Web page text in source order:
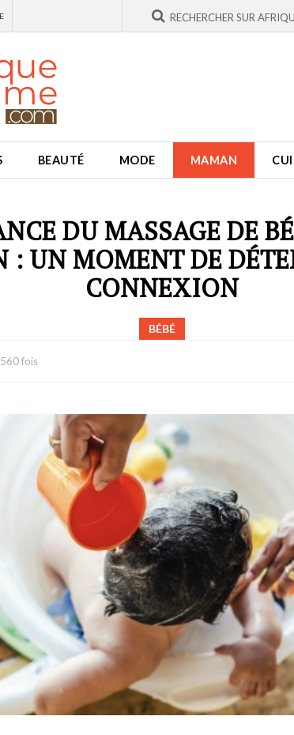
BEAUTÉ MODE MAMAN
DU MASSAGE DE
: UN MOMENT DE
CONNEXION
BÉBÉ
fois